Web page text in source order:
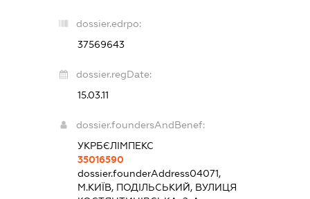
dossier.edrpo:
37569643
dossier.regDate:
15.03.11
dossier.foundersAndBenef:
УКРБЄЛІМПЕКС
35016590
dossier.founderAddress04071,
М.КИЇВ, ПОДІЛЬСЬКИЙ, ВУЛИЦЯ